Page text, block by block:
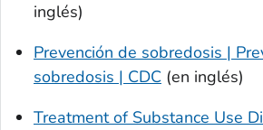
inglés)
Prevención de sobredosis |
sobredosis | CDC (en inglés)
Treatment of Substance Use